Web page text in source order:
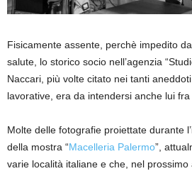
Fisicamente assente, perchè impedito
salute, lo storico socio nell’agenzia
Naccari, più volte citato nei tanti
lavorative, era da intendersi anche lui fra
Molte delle fotografie proiettate durante
della mostra “Macelleria Palermo”,
varie località italiane e che, nel